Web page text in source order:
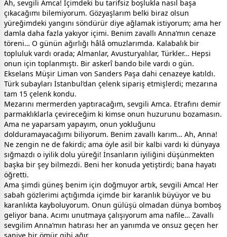
Ah, sevgili Amca! İçimdeki bu tarifsiz boşlukla nasıl başa
çıkacağımı bilemiyorum. Gözyaşlarım belki biraz olsun
yüreğimdeki yangını söndürür diye ağlamak istiyorum; ama her
damla daha fazla yakıyor içimi. Benim zavallı Anna’mın cenaze
töreni… O günün ağırlığı hâlâ omuzlarımda. Kalabalık bir
topluluk vardı orada; Almanlar, Avusturyalılar, Türkler… Hepsi
onun için toplanmıştı. Bir askerî bando bile vardı o gün.
Ekselans Müşir Liman von Sanders Paşa dahi cenazeye katıldı.
Türk subayları İstanbul’dan çelenk sipariş etmişlerdi; mezarına
tam 15 çelenk kondu.
Mezarını mermerden yaptıracağım, sevgili Amca. Etrafını demir
parmaklıklarla çevireceğim ki kimse onun huzurunu bozamasın.
Ama ne yaparsam yapayım, onun yokluğunu
dolduramayacağımı biliyorum. Benim zavallı karım… Ah, Anna!
Ne zengin ne de fakirdi; ama öyle asil bir kalbi vardı ki dünyaya
sığmazdı o iyilik dolu yüreği! İnsanların iyiliğini düşünmekten
başka bir şey bilmezdi. Beni her konuda yetiştirdi; bana hayatı
öğretti.
Ama şimdi güneş benim için doğmuyor artık, sevgili Amca! Her
sabah gözlerimi açtığımda içimde bir karanlık büyüyor ve bu
karanlıkta kayboluyorum. Onun gülüşü olmadan dünya bomboş
geliyor bana. Acımı unutmaya çalışıyorum ama nafile… Zavallı
sevgilim Anna’mın hatırası her an yanımda ve onsuz geçen her